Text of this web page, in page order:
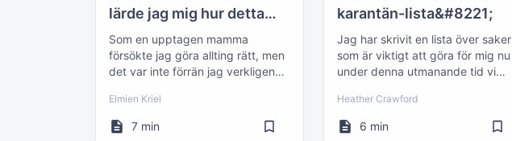
lärde jag mig hur detta
gällde MIG!
Som en upptagen mamma
försökte jag göra allting rätt, men
det var inte förrän jag verkligen
blev tydligt för mig.
Elmien Kriel
7 min
karantän-lista&#8221;
Jag har skrivit en lista över saker
som är viktigt att göra för mig nu
under denna utmanande tid vi
Heather Crawford
6 min